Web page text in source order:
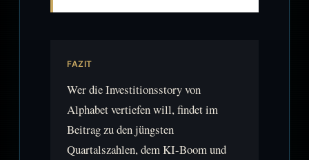
FAZIT
Wer die Investitionsstory von
Alphabet vertiefen will, findet im
Beitrag zu den jüngsten
Quartalszahlen, dem KI-Boom und